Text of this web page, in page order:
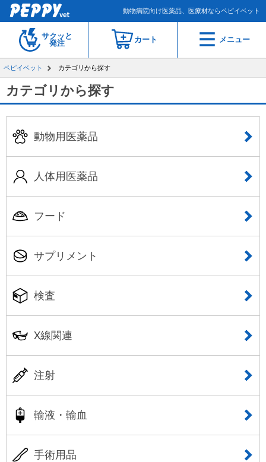
動物病院向け医薬品、医療材ならペピイベット
サクッと
発注
カート メニュー
ペピイベット カテゴリから探す
カテゴリから探す
動物用医薬品
人体用医薬品
フード
サプリメント
検査
X線関連
注射
輸液・輸血
手術用品